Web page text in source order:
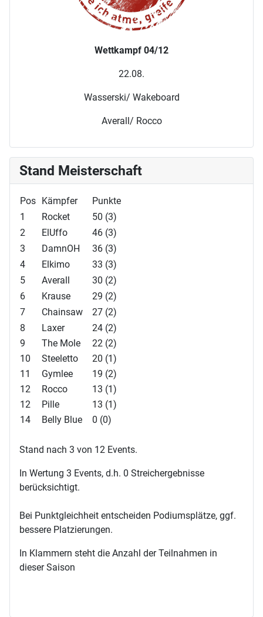
Wettkampf 04/12
22.08.
Wasserski/ Wakeboard
Averall/ Rocco
Stand Meisterschaft
Pos Kämpfer
Punkte
1
Rocket
50 (3)
2
ElUffo
46 (3)
3
DamnOH
36 (3)
4
Elkimo
33 (3)
5
Averall
30 (2)
6
Krause
29 (2)
7
Chainsaw
27 (2)
8
Laxer
24 (2)
9
The Mole
22 (2)
10
Steeletto
20 (1)
11
Gymlee
19 (2)
12
Rocco
13 (1)
12
Pille
13 (1)
14
Belly Blue 0 (0)
Stand nach 3 von 12 Events.
In Wertung 3 Events, d.h. 0 Streichergebnisse
berücksichtigt.
Bei Punktgleichheit entscheiden Podiumsplätze, ggf.
bessere Platzierungen.
In Klammern steht die Anzahl der Teilnahmen in
dieser Saison